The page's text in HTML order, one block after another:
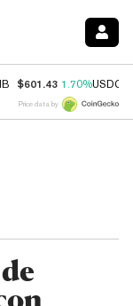
$601.43 1.70%USDC
Price data by